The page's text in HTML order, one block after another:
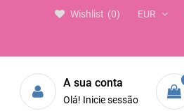
EUR
Wishlist 0
A sua conta
Olá! Inicie sessão